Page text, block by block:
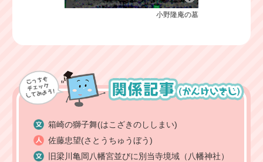
小野隆庵の墓
箱崎の獅子舞(はこざきのししまい)
佐藤忠望(さとうちゅうぼう)
旧梁川亀岡八幡宮並びに別当寺境域（八幡神社）